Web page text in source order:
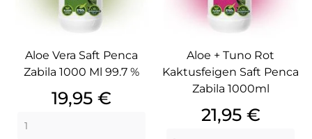
Aloe Vera Saft Penca
Zabila 1000 Ml 99.7 %
Preis
19,95 €
Aloe + Tuno Rot
Kaktusfeigen Saft Penca
Zabila 1000ml
Preis
21,95 €